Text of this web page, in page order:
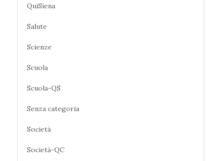
QuiSiena
Salute
Scienze
Scuola
Scuola-QS
Senza categoria
Società
Società-QC